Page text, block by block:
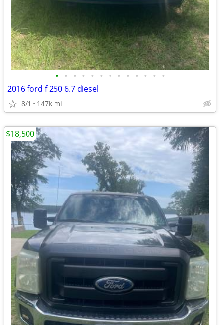
• • • • • • • • • • • • •
2016 ford f 250 6.7 diesel
8/1 147k mi
$18,500